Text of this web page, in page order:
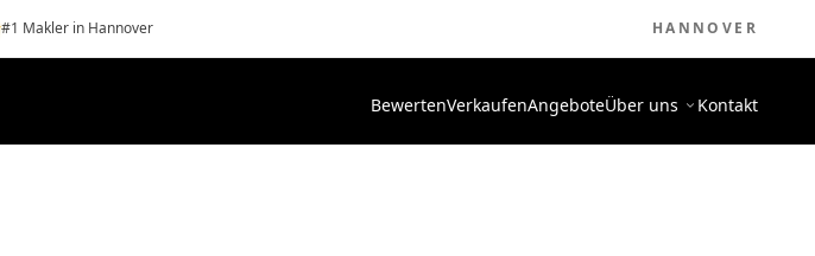
#1 Makler in Hannover HANNOVER
BewertenVerkaufenAngeboteÜber uns Kontakt